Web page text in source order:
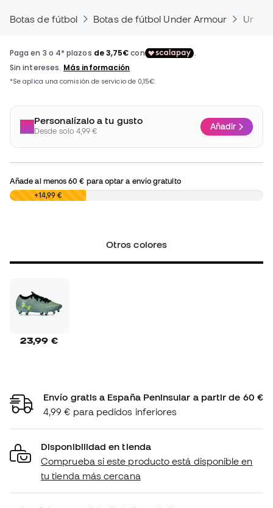
Botas de fútbol Botas de fútbol Under Armour
Personalízalo a tu gusto
Desde solo 4,99 € Añadir
Añade al menos60 € para optar a envío gratuito
0,00 € +14,99 €
Otros colores
23,99 €
Envío gratis a España Peninsular a partir de 60 €
4,99 € para pedidos inferiores
Disponibilidad en tienda
Comprueba si este producto está disponible en
tu tienda más cercana